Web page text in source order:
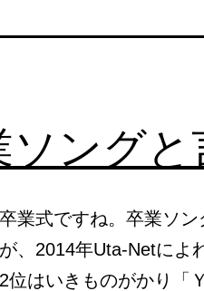
ソングと
業式ですね。卒業ソ
、2014年Uta-Netによ
位はいきものがかり「